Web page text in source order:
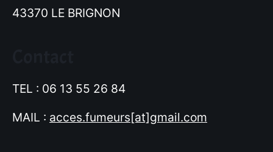
43370 LE BRIGNON
TEL : 06 13 55 26 84
MAIL : acces.fumeurs[at]gmail.com